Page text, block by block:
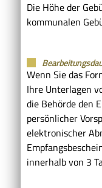
Die Höhe der
kommunalen
Wenn Sie das
Ihre Unterlagen
die Behörde den
persönlicher
elektronischer
innerhalb von 3